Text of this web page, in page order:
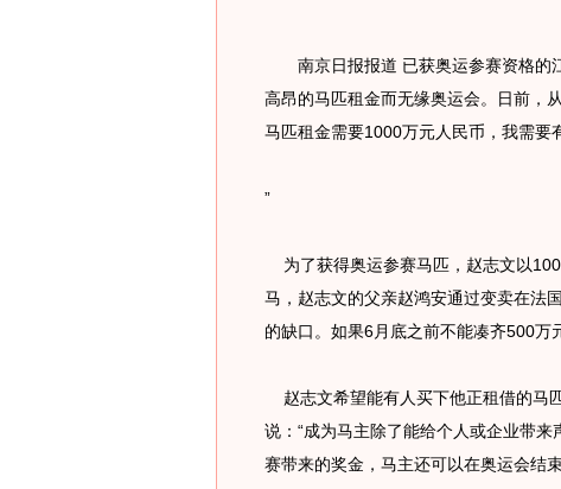
南京日报报道 已获奥运参赛资格的
高昂的马匹租金而无缘奥运会。日前，
马匹租金需要1000万元人民币，我需要
”
为了获得奥运参赛马匹，赵志文以
马，赵志文的父亲赵鸿安通过变卖在法
的缺口。如果6月底之前不能凑齐500万
赵志文希望能有人买下他正租借的马
说：“成为马主除了能给个人或企业带
赛带来的奖金，马主还可以在奥运会结